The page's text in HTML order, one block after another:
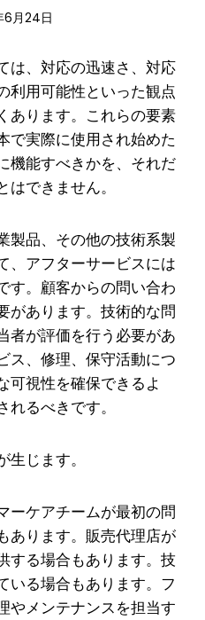
6月24日
は、対応の迅速さ、対応
利用可能性といった観点
あります。これらの要素
で実際に使用され始めた
機能すべきかを、それだ
できません。
製品、その他の技術系製
、アフターサービスには
す。顧客からの問い合わ
があります。技術的な問
者が評価を行う必要があ
ス、修理、保守活動につ
可視性を確保できるよ
るべきです。
じます。
ーケアチームが最初の問
あります。販売代理店が
する場合もあります。技
いる場合もあります。フ
やメンテナンスを担当す